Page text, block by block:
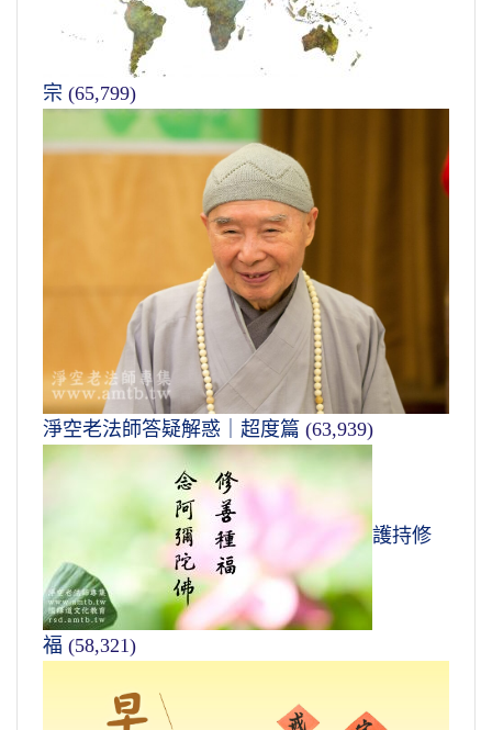
宗 (65,799)
淨空老法師答疑解惑｜超度篇 (63,939)
護持修
福 (58,321)